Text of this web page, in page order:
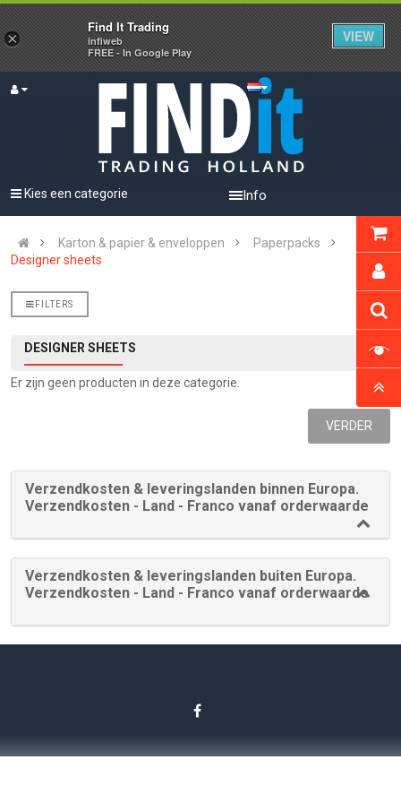
Info
Kies een categorie
Karton & papier & enveloppen
Paperpacks
Designer sheets
FILTERS
DESIGNER SHEETS
Er zijn geen producten in deze categorie.
VERDER
Verzendkosten & leveringslanden binnen Europa.
Verzendkosten - Land - Franco vanaf orderwaarde
Verzendkosten & leveringslanden buiten Europa.
Verzendkosten - Land - Franco vanaf orderwaarde
×
Find It Trading
infiweb
FREE - In Google Play
VIEW